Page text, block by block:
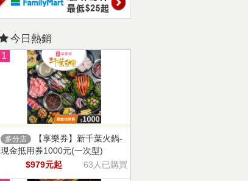
今日熱銷
1
多分店
【享樂券】新千葉火鍋-
現金抵用券1000元(一次型)
$979元起
63人已購買